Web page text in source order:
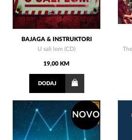
BAJAGA & INSTRUKTORI
U sali lom (CD)
19,00 KM
DODAJ
NOVO